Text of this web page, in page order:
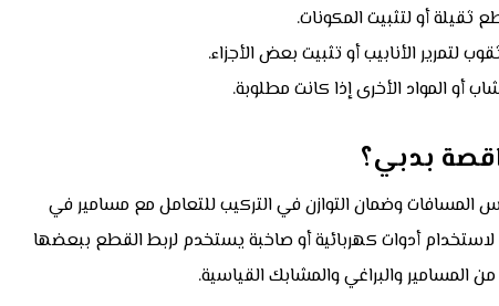
ثقيلة أو لتثبيت المكونات.
لتمرير الأنابيب أو تثبيت بعض الأجزاء.
أو المواد الأخرى إذا كانت مطلوبة.
بدبي؟
المسافات وضمان التوازن في التركيب للتعامل مع مسامير في
أدوات كهربائية أو صاخبة يستخدم لربط القطع ببعضها
والبراغي والمشابك القياسية.